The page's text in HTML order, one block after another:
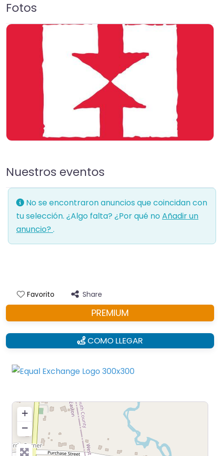
Fotos
Nuestros eventos
No se encontraron anuncios que coincidan con
tu selección. ¿Algo falta? ¿Por qué noAñadir un
anuncio? .
Favorito Share
PREMIUM
COMO LLEGAR
+
−